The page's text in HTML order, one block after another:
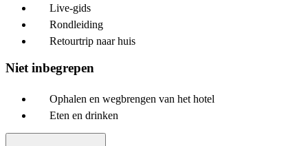
Live-gids
Rondleiding
Retourtrip naar huis
Niet inbegrepen
Ophalen en wegbrengen van het hotel
Eten en drinken